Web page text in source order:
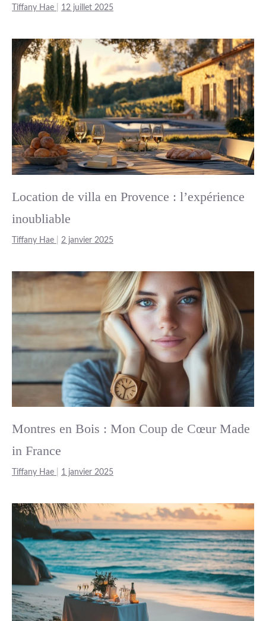
Tiffany Hae 12 juillet 2025
Location de villa en Provence : l’expérience
inoubliable
Tiffany Hae 2 janvier 2025
Montres en Bois : Mon Coup de Cœur Made
in France
Tiffany Hae 1 janvier 2025